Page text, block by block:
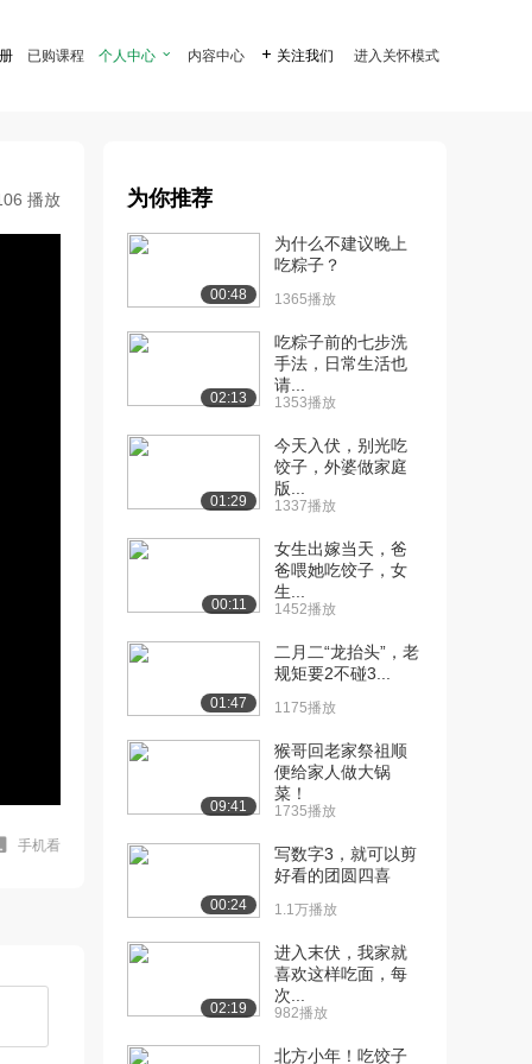
已购课程 个人中心  内容中心  关注我们 进入关怀模式
播放
手机看
为你推荐
00:48
为什么不建议晚上
吃粽子？
1365播放
02:13
吃粽子前的七步洗
手法，日常生活也
请...
1353播放
01:29
今天入伏，别光吃
饺子，外婆做家庭
版...
1337播放
00:11
女生出嫁当天，爸
爸喂她吃饺子，女
生...
1452播放
01:47
二月二“龙抬头”，老
规矩要2不碰3...
1175播放
09:41
猴哥回老家祭祖顺
便给家人做大锅
菜！
1735播放
00:24
写数字3，就可以剪
好看的团圆四喜
1.1万播放
02:19
进入末伏，我家就
喜欢这样吃面，每
次...
982播放
北方小年！吃饺子